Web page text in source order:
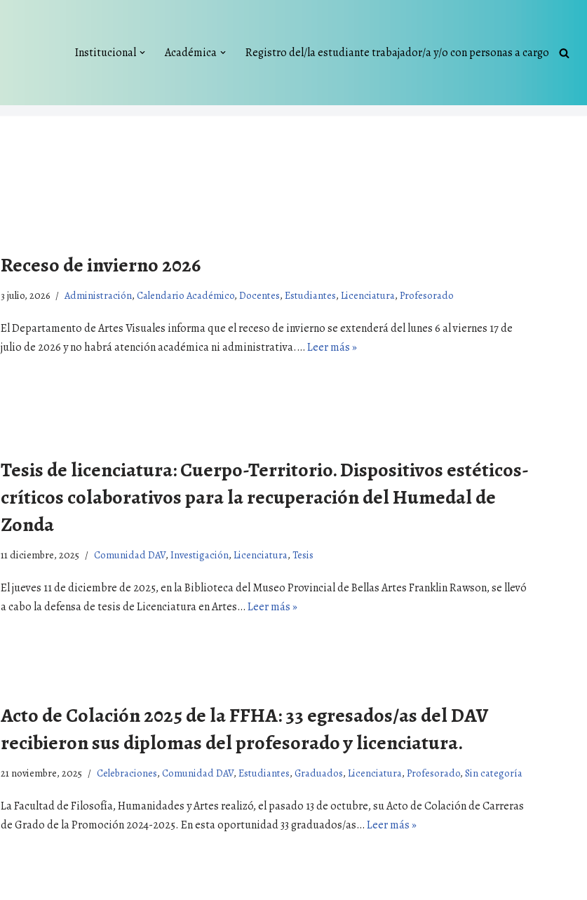
Institucional Académica Registro del/la estudiante trabajador/a y/o con personas a cargo
Receso de invierno 2026
3 julio, 2026 Administración,Calendario Académico,Docentes,Estudiantes,Licenciatura,Profesorado
El Departamento de Artes Visuales informa que el receso de invierno se extenderá del lunes 6 al viernes 17 de
julio de 2026 y no habrá atención académica ni administrativa.…Leer más »
Tesis de licenciatura: Cuerpo-Territorio. Dispositivos estéticos-
críticos colaborativos para la recuperación del Humedal de
Zonda
11 diciembre, 2025 Comunidad DAV,Investigación,Licenciatura,Tesis
El jueves 11 de diciembre de 2025, en la Biblioteca del Museo Provincial de Bellas Artes Franklin Rawson, se llevó
a cabo la defensa de tesis de Licenciatura en Artes…Leer más »
Acto de Colación 2025 de la FFHA: 33 egresados/as del DAV
recibieron sus diplomas del profesorado y licenciatura.
21 noviembre, 2025 Celebraciones,Comunidad DAV,Estudiantes,Graduados,Licenciatura,Profesorado,Sin categoría
La Facultad de Filosofía, Humanidades y Artes realizó, el pasado 13 de octubre, su Acto de Colación de Carreras
de Grado de la Promoción 2024-2025. En esta oportunidad 33 graduados/as…Leer más »